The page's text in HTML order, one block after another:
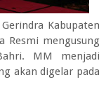
Kabupaten
Resmi mengusung
MM menjadi
akan digelar pada